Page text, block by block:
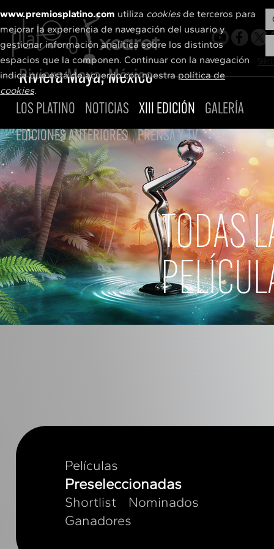
www.premiosplatino.com utiliza cookiesde terceros para
mejorar la experiencia de navegación del usuario y
gestionar información analítica sobre los distintos
espacios que la componen. Continuar con la navegación
indica que está de acuerdo con nuestrapolítica de
cookies.
LOS PLATINO
El Premio Bases Premios de honor Jurado Equipo
NOTICIAS XIII EDICIÓN
Sede Cartel Spot presentación Todas las películas Preseleccionadas
Shortlist Nominados Ganadores
GALERÍA
Momentos especiales Fotos y vídeos
EDICIONES ANTERIORES PRENSA Y TV
Newsletter Notas de prensa Acreditaciones Recursos y kits de prensa
Agencias de prensa asociadas
Retransmisión TVs
TODAS
Películas
Preseleccionadas
Shortlist
Nominados
Ganadores